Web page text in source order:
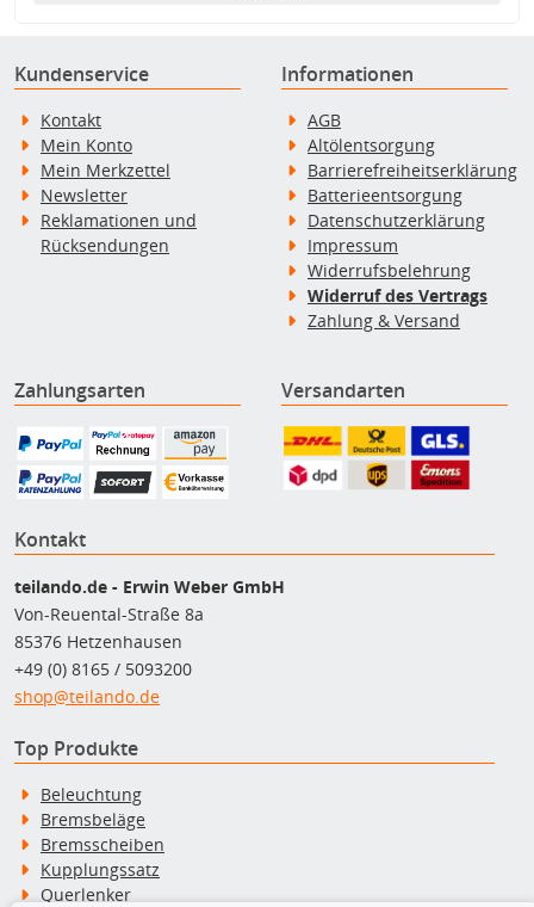
Kundenservice
Kontakt
Mein Konto
Mein Merkzettel
Newsletter
Reklamationen und
Rücksendungen
Informationen
AGB
Altölentsorgung
Barrierefreiheitserklärung
Batterieentsorgung
Datenschutzerklärung
Impressum
Widerrufsbelehrung
Widerruf des Vertrags
Zahlung & Versand
Zahlungsarten Versandarten
Kontakt
teilando.de - Erwin Weber GmbH
Von-Reuental-Straße 8a
85376 Hetzenhausen
+49 (0) 8165 / 5093200
shop@teilando.de
Top Produkte
Beleuchtung
Bremsbeläge
Bremsscheiben
Kupplungssatz
Querlenker